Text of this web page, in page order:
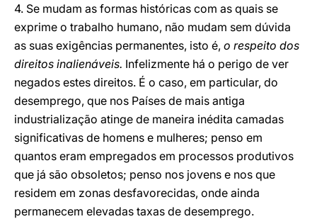
4. Se mudam as formas históricas com as quais se
exprime o trabalho humano, não mudam sem dúvida
as suas exigências permanentes, isto é, o respeito dos
direitos inalienáveis. Infelizmente há o perigo de ver
negados estes direitos. É o caso, em particular, do
desemprego, que nos Países de mais antiga
industrialização atinge de maneira inédita camadas
significativas de homens e mulheres; penso em
quantos eram empregados em processos produtivos
que já são obsoletos; penso nos jovens e nos que
residem em zonas desfavorecidas, onde ainda
permanecem elevadas taxas de desemprego.